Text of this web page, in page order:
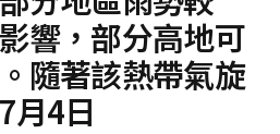
響，部分高地可
隨著該熱帶氣旋
月4日